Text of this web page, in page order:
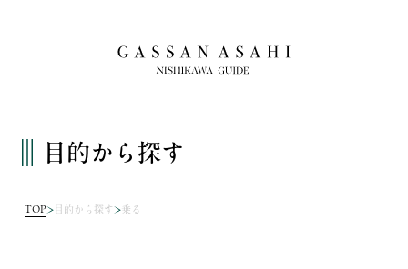
目的から探す
TOP 目的から探す 乗る